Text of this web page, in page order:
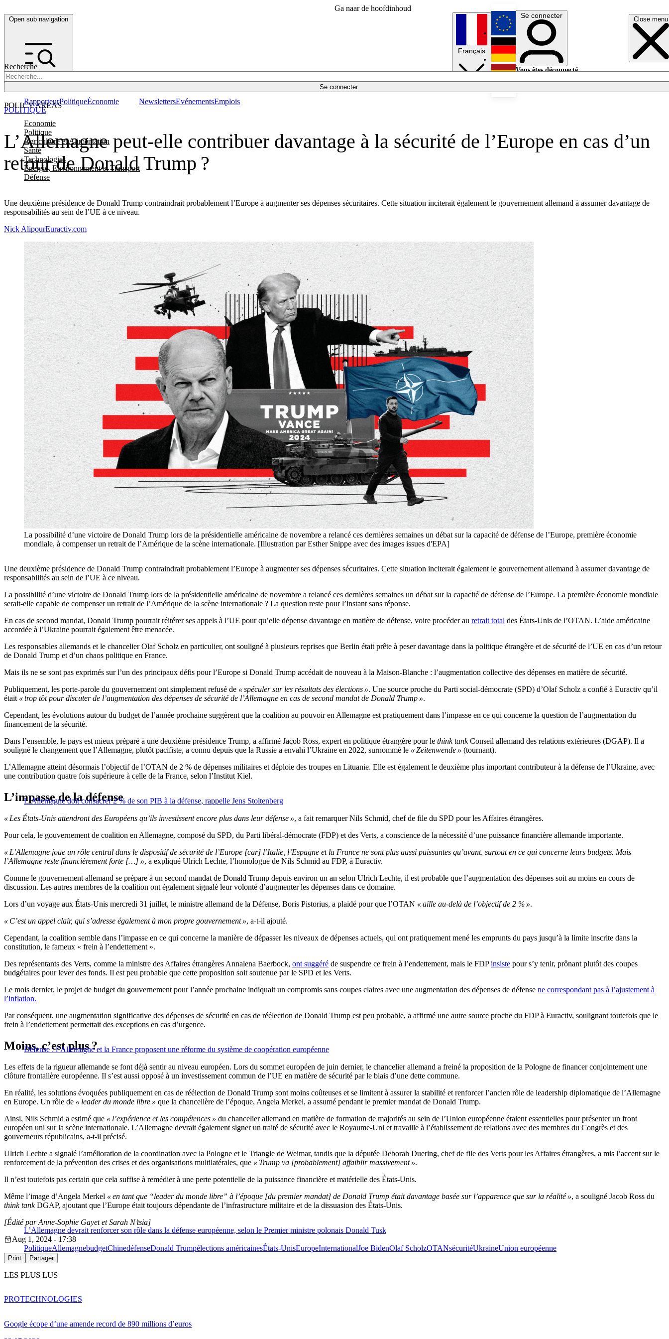
Ga naar de hoofdinhoud
Open sub navigation Close menu
Recherche
Se connecter
POLICY AREAS
Economie
Politique
Agriculture et Alimentation
Santé
Technologies
Energie, Environnement et Transport
Défense
RapporteurPolitiqueÉconomie NewslettersEvénementsEmplois
Français
English
Deutsch
Se connecter
Vous êtes déconnecté.
L’Allemagne peut-elle contribuer davantage à la sécurité de l’Europe en cas d’un
retour de Donald Trump ?
Une deuxième présidence de Donald Trump contraindrait probablement l’Europe à augmenter ses dépenses sécuritaires. Cette situation inciterait également le gouvernement allemand à assumer davantage de
responsabilités au sein de l’UE à ce niveau.
POLITIQUE
Nick AlipourEuractiv.com
La possibilité d’une victoire de Donald Trump lors de la présidentielle américaine de novembre a relancé ces dernières semaines un débat sur la capacité de défense de l’Europe, première économie
mondiale, à compenser un retrait de l’Amérique de la scène internationale. [Illustration par Esther Snippe avec des images issues d'EPA]
Une deuxième présidence de Donald Trump contraindrait probablement l’Europe à augmenter ses dépenses sécuritaires. Cette situation inciterait également le gouvernement allemand à assumer davantage de
responsabilités au sein de l’UE à ce niveau.
La possibilité d’une victoire de Donald Trump lors de la présidentielle américaine de novembre a relancé ces dernières semaines un débat sur la capacité de défense de l’Europe. La première économie mondiale
serait-elle capable de compenser un retrait de l’Amérique de la scène internationale ? La question reste pour l’instant sans réponse.
En cas de second mandat, Donald Trump pourrait réitérer ses appels à l’UE pour qu’elle dépense davantage en matière de défense, voire procéder au retrait total des États-Unis de l’OTAN. L’aide américaine
accordée à l’Ukraine pourrait également être menacée.
Les responsables allemands et le chancelier Olaf Scholz en particulier, ont souligné à plusieurs reprises que Berlin était prête à peser davantage dans la politique étrangère et de sécurité de l’UE en cas d’un retour
de Donald Trump et d’un chaos politique en France.
Mais ils ne se sont pas exprimés sur l’un des principaux défis pour l’Europe si Donald Trump accédait de nouveau à la Maison-Blanche : l’augmentation collective des dépenses en matière de sécurité.
Publiquement, les porte-parole du gouvernement ont simplement refusé de « spéculer sur les résultats des élections ». Une source proche du Parti social-démocrate (SPD) d’Olaf Scholz a confié à Euractiv qu’il
était « trop tôt pour discuter de l’augmentation des dépenses de sécurité de l’Allemagne en cas de second mandat de Donald Trump ».
Cependant, les évolutions autour du budget de l’année prochaine suggèrent que la coalition au pouvoir en Allemagne est pratiquement dans l’impasse en ce qui concerne la question de l’augmentation du
financement de la sécurité.
Dans l’ensemble, le pays est mieux préparé à une deuxième présidence Trump, a affirmé Jacob Ross, expert en politique étrangère pour le think tankConseil allemand des relations extérieures (DGAP). Il a
souligné le changement que l’Allemagne, plutôt pacifiste, a connu depuis que la Russie a envahi l’Ukraine en 2022, surnommé le « Zeitenwende » (tournant).
L’Allemagne atteint désormais l’objectif de l’OTAN de 2 % de dépenses militaires et déploie des troupes en Lituanie. Elle est également le deuxième plus important contributeur à la défense de l’Ukraine, avec
une contribution quatre fois supérieure à celle de la France, selon l’Institut Kiel.
L’Allemagne doit consacrer 2 % de son PIB à la défense, rappelle Jens Stoltenberg
L’impasse de la défense
« Les États-Unis attendront des Européens qu’ils investissent encore plus dans leur défense », a fait remarquer Nils Schmid, chef de file du SPD pour les Affaires étrangères.
Pour cela, le gouvernement de coalition en Allemagne, composé du SPD, du Parti libéral-démocrate (FDP) et des Verts, a conscience de la nécessité d’une puissance financière allemande importante.
« L’Allemagne joue un rôle central dans le dispositif de sécurité de l’Europe [car] l’Italie, l’Espagne et la France ne sont plus aussi puissantes qu’avant, surtout en ce qui concerne leurs budgets. Mais
l’Allemagne reste financièrement forte […] », a expliqué Ulrich Lechte, l’homologue de Nils Schmid au FDP, à Euractiv.
Comme le gouvernement allemand se prépare à un second mandat de Donald Trump depuis environ un an selon Ulrich Lechte, il est probable que l’augmentation des dépenses soit au moins en cours de
discussion. Les autres membres de la coalition ont également signalé leur volonté d’augmenter les dépenses dans ce domaine.
Lors d’un voyage aux États-Unis mercredi 31 juillet, le ministre allemand de la Défense, Boris Pistorius, a plaidé pour que l’OTAN « aille au-delà de l’objectif de 2 % ».
« C’est un appel clair, qui s’adresse également à mon propre gouvernement », a-t-il ajouté.
Cependant, la coalition semble dans l’impasse en ce qui concerne la manière de dépasser les niveaux de dépenses actuels, qui ont pratiquement mené les emprunts du pays jusqu’à la limite inscrite dans la
constitution, le fameux « frein à l’endettement ».
Des représentants des Verts, comme la ministre des Affaires étrangères Annalena Baerbock, ont suggéré de suspendre ce frein à l’endettement, mais le FDPinsiste pour s’y tenir, prônant plutôt des coupes
budgétaires pour lever des fonds. Il est peu probable que cette proposition soit soutenue par le SPD et les Verts.
Le mois dernier, le projet de budget du gouvernement pour l’année prochaine indiquait un compromis sans coupes claires avec une augmentation des dépenses de défense ne correspondant pas à l’ajustement à
l’inflation.
Par conséquent, une augmentation significative des dépenses de sécurité en cas de réélection de Donald Trump est peu probable, a affirmé une autre source proche du FDP à Euractiv, soulignant toutefois que le
frein à l’endettement permettait des exceptions en cas d’urgence.
Défense : l’Allemagne et la France proposent une réforme du système de coopération européenne
Moins, c’est plus ?
Les effets de la rigueur allemande se font déjà sentir au niveau européen. Lors du sommet européen de juin dernier, le chancelier allemand a freiné la proposition de la Pologne de financer conjointement une
clôture frontalière européenne. Il s’est aussi opposé à un investissement commun de l’UE en matière de sécurité par le biais d’une dette commune.
En réalité, les solutions évoquées publiquement en cas de réélection de Donald Trump sont moins coûteuses et se limitent à assurer la stabilité et renforcer l’ancien rôle de leadership diplomatique de l’Allemagne
en Europe. Un rôle de « leader du monde libre » que la chancelière de l’époque, Angela Merkel, a assumé pendant le premier mandat de Donald Trump.
Ainsi, Nils Schmid a estimé que « l’expérience et les compétences » du chancelier allemand en matière de formation de majorités au sein de l’Union européenne étaient essentielles pour présenter un front
européen uni sur la scène internationale. L’Allemagne devrait également signer un traité de sécurité avec le Royaume-Uni et travaille à l’établissement de relations avec des membres du Congrès et des
gouverneurs républicains, a-t-il précisé.
Ulrich Lechte a signalé l’amélioration de la coordination avec la Pologne et le Triangle de Weimar, tandis que la députée Deborah Duering, chef de file des Verts pour les Affaires étrangères, a mis l’accent sur le
renforcement de la prévention des crises et des organisations multilatérales, que « Trump va [probablement] affaiblir massivement ».
Il n’est toutefois pas certain que cela suffise à remédier à une perte potentielle de la puissance financière et matérielle des États-Unis.
Même l’image d’Angela Merkel « en tant que “leader du monde libre” à l’époque [du premier mandat] de Donald Trump était davantage basée sur l’apparence que sur la réalité », a souligné Jacob Ross du
think tankDGAP, ajoutant que l’Europe était toujours dépendante de l’infrastructure militaire et de la dissuasion des États-Unis.
L’Allemagne devrait renforcer son rôle dans la défense européenne, selon le Premier ministre polonais Donald Tusk
[Édité par Anne-Sophie Gayet et Sarah N’tsia]
Aug 1, 2024 - 17:38
PolitiqueAllemagnebudgetChinedéfenseDonald Trumpélections américainesÉtats-UnisEuropeInternationalJoe BidenOlaf ScholzOTANsécuritéUkraineUnion européenne
Print Partager
LES PLUS LUS
Google écope d’une amende record de 890 millions d’euros
PROTECHNOLOGIES